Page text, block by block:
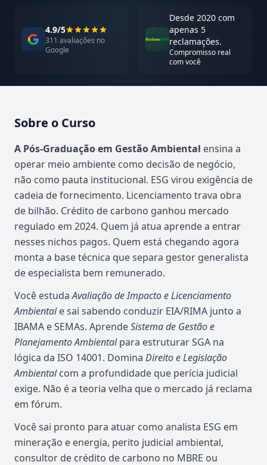
4.9/5
311 avaliações no
Google
Desde 2020 com
apenas 5
reclamações.
Compromisso real
com você
Sobre o Curso
Atualizado em abril de 2026
A Pós-Graduação em Gestão Ambiental ensina a
operar meio ambiente como decisão de negócio,
não como pauta institucional. ESG virou exigência de
cadeia de fornecimento. Licenciamento trava obra
de bilhão. Crédito de carbono ganhou mercado
regulado em 2024. Quem já atua aprende a entrar
nesses nichos pagos. Quem está chegando agora
monta a base técnica que separa gestor generalista
de especialista bem remunerado.
Você estudaAvaliação de Impacto e Licenciamento
Ambientale sai sabendo conduzir EIA/RIMA junto a
IBAMA e SEMAs. AprendeSistema de Gestão e
Planejamento Ambientalpara estruturar SGA na
lógica da ISO 14001. Domina Direito e Legislação
Ambientalcom a profundidade que perícia judicial
exige. Não é a teoria velha que o mercado já reclama
em fórum.
Você sai pronto para atuar como analista ESG em
mineração e energia, perito judicial ambiental,
consultor de crédito de carbono no MBRE ou